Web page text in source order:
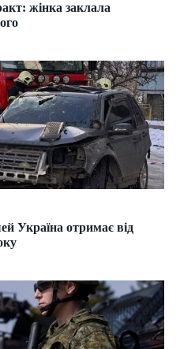
жінка заклала
Україна отримає від